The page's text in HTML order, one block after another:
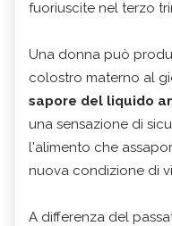
fuoriuscite nel terzo
Una donna può
colostro materno al
sapore del liquido
una sensazione di
l'alimento che
nuova condizione di
A differenza del